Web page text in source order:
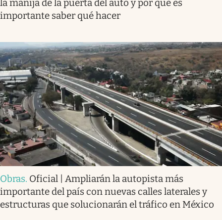
la manija de la puerta del auto y por qué es
importante saber qué hacer
Obras. Oficial | Ampliarán la autopista más
importante del país con nuevas calles laterales y
estructuras que solucionarán el tráfico en México